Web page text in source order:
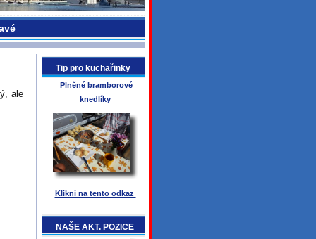
Tip pro kuchařinky
Plněné bramborové
knedlíky
Klikni na tento odkaz
NAŠE AKT. POZICE
ale